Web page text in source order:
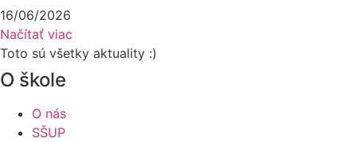
16/06/2026
Načítať viac
Toto sú všetky aktuality :)
O škole
O nás
SŠUP